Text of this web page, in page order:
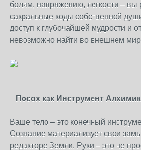
болям, напряжению, легкости –
сакральные коды собственной
доступ к глубочайшей мудрости и
невозможно найти во внешнем
Посох как Инструмент
Ваше тело – это конечный
Сознание материализует свои
редакторе Земли. Руки – это не